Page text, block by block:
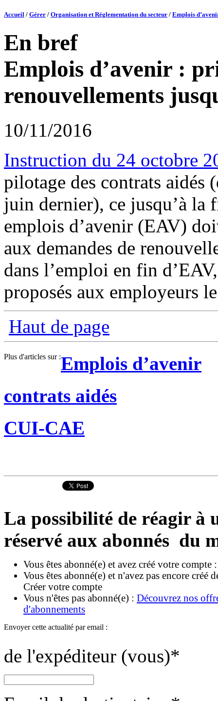
Accueil / Gérer / Organisation et Réglementation du secteur / Emplois
En bref
Emplois d’avenir :
renouvellements
10/11/2016
Instruction du 24 octobre
pilotage des contrats aidés
juin dernier), ce jusqu’à la
emplois d’avenir (EAV)
aux demandes de
dans l’emploi en fin
proposés aux employeurs
Haut de page
Plus d'articles sur :Emplois d’avenir
contrats aidés
CUI-CAE
La possibilité de réagir à
réservé aux abonnés du
Vous êtes abonné(e) et avez créé votre compte
Vous êtes abonné(e) et n'avez pas encore créé
Créer votre compte
Vous n'êtes pas abonné(e) : Découvrez nos
d'abonnements
Envoyer cette actualité par email :
de l'expéditeur (vous)*